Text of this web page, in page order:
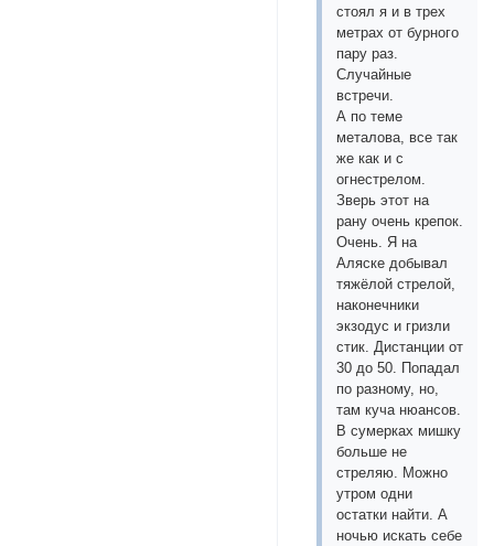
стоял я и в трех
метрах от бурного
пару раз.
Случайные
встречи.
А по теме
металова, все так
же как и с
огнестрелом.
Зверь этот на
рану очень крепок.
Очень. Я на
Аляске добывал
тяжёлой стрелой,
наконечники
экзодус и гризли
стик. Дистанции от
30 до 50. Попадал
по разному, но,
там куча нюансов.
В сумерках мишку
больше не
стреляю. Можно
утром одни
остатки найти. А
ночью искать себе